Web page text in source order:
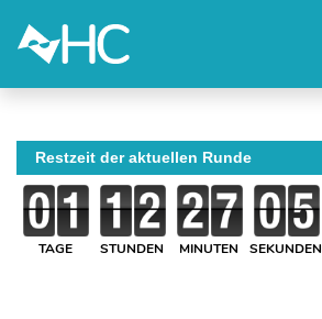
Restzeit der aktuellen Runde
TAGE STUNDEN MINUTEN SEKUNDEN